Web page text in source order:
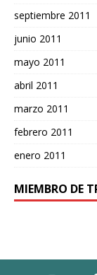
septiembre 2011
junio 2011
mayo 2011
abril 2011
marzo 2011
febrero 2011
enero 2011
MIEMBRO DE